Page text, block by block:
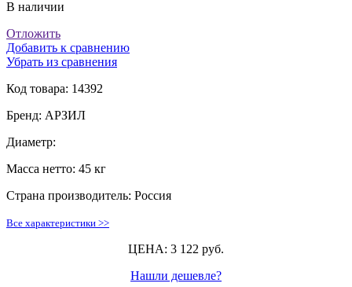
В наличии
Отложить
Добавить к сравнению
Убрать из сравнения
Код товара: 14392
Бренд: АРЗИЛ
Диаметр:
Масса нетто: 45 кг
Страна производитель: Россия
Все характеристики >>
ЦЕНА: 3 122 руб.
Нашли дешевле?